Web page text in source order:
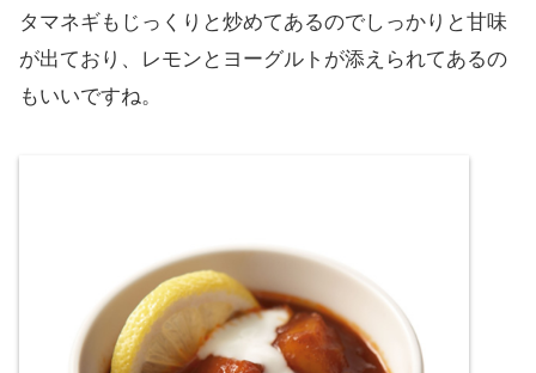
タマネギもじっくりと炒めてあるのでしっかりと甘味
が出ており、レモンとヨーグルトが添えられてあるの
もいいですね。